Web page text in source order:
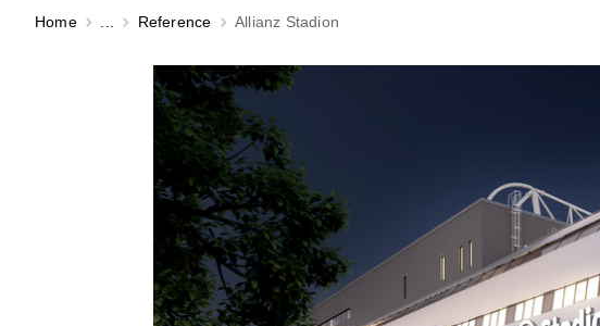
Home Reference Allianz Stadion